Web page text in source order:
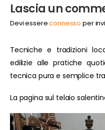
Lascia un
Devi essereconnesso per
Tecniche e tradizioni
edilizie alle pratiche
tecnica pura e semplice
La pagina sul telaio